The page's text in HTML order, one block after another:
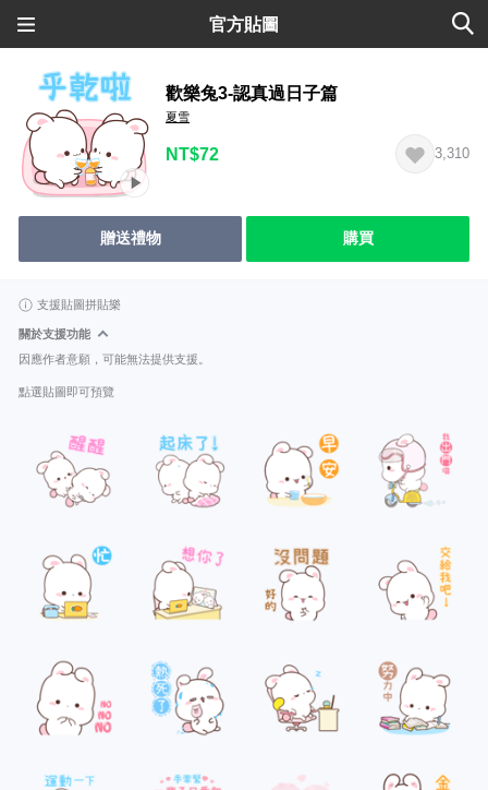
官方貼圖
歡樂兔3-認真過日子篇
夏雪
NT$72 3,310
贈送禮物 購買
支援貼圖拼貼樂
關於支援功能
因應作者意願，可能無法提供支援。
點選貼圖即可預覽